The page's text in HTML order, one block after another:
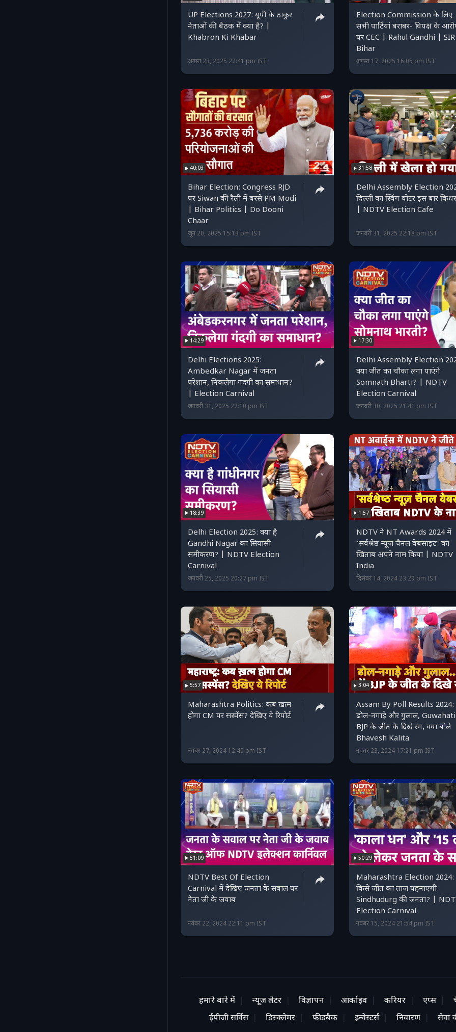
UP Elections 2027: यूपी के ठाकुर
नेताओं की बैठक में क्या है? |
Khabron Ki Khabar
अगस्त 23, 2025 22:41 pm IST
Election Commission के लिए
सभी पार्टियां बराबर- विपक्ष के
पर CEC | Rahul Gandhi |
Bihar
अगस्त 17, 2025 16:05 pm IST
40:03
Bihar Election: Congress RJD
पर Siwan की रैली में बरसे PM Modi
| Bihar Politics | Do Dooni
Chaar
जून 20, 2025 15:13 pm IST
31:58
Delhi Assembly Election
दिल्ली का स्विंग वोटर इस बार
| NDTV Election Cafe
जनवरी 31, 2025 22:18 pm IST
14:29
Delhi Elections 2025:
Ambedkar Nagar में जनता
परेशान, निकलेगा गंदगी का समाधान?
| Election Carnival
जनवरी 31, 2025 22:10 pm IST
17:30
Delhi Assembly Election
क्या जीत का चौका लगा पाएंगे
Somnath Bharti? | NDTV
Election Carnival
जनवरी 30, 2025 21:41 pm IST
18:39
Delhi Election 2025: क्या है
Gandhi Nagar का सियासी
समीकरण? | NDTV Election
Carnival
जनवरी 25, 2025 20:27 pm IST
1:57
NDTV ने NT Awards 2024 में
'सर्वश्रेष्ठ न्यूज़ चैनल वेबसाइट' का
खिताब अपने नाम किया | NDTV
India
दिसंबर 14, 2024 23:29 pm IST
5:57
Maharashtra Politics: कब ख़त्म
होगा CM पर सस्पेंस? देखिए ये रिपोर्ट
नवंबर 27, 2024 12:40 pm IST
3:04
Assam By Poll Results 2024:
ढोल-नगाड़े और गुलाल,
BJP के जीत के दिखे रंग, क्या बोले
Bhavesh Kalita
नवंबर 23, 2024 17:21 pm IST
51:09
NDTV Best Of Election
Carnival में देखिए जनता के सवाल पर
नेता जी के जवाब
नवंबर 22, 2024 22:11 pm IST
50:29
Maharashtra Election 2024:
किसे जीत का ताज पहनाएगी
Sindhudurg की जनता? |
Election Carnival
नवंबर 15, 2024 21:54 pm IST
हमारे बारे में न्यूज लेटर विज्ञापन आर्काइव करियर एप्स
ईपीजी सर्विस
डिस्क्लेमर फीडबैक इन्वेस्टर्स निवारण सेवा